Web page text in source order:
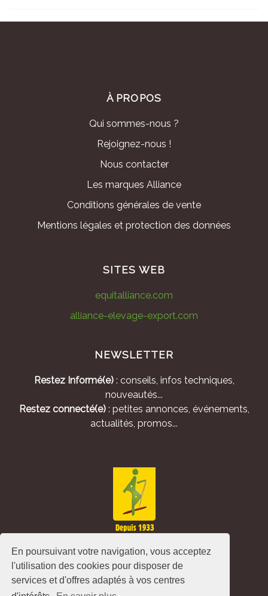
En poursuivant votre navigation, vous acceptez
l'utilisation des cookies pour disposer de
services et d'offres adaptés à vos centres
À PROPOS
Qui sommes-nous ?
Rejoignez-nous !
Nous contacter
Les marques Alliance
Conditions générales de vente
Mentions légales et protection des données
SITES WEB
equitalliance.com
alliance-elevage-export.com
NEWSLETTER
Restez Informé(e): conseils, infos techniques,
nouveautés...
Restez connecté(e): petites annonces, événements,
actualités, promos...